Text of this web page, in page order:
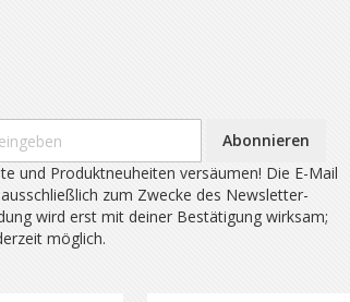
Abonnieren
und Produktneuheiten versäumen! Die E-Mail
zum Zwecke des Newsletter-
wird erst mit deiner Bestätigung wirksam;
möglich.